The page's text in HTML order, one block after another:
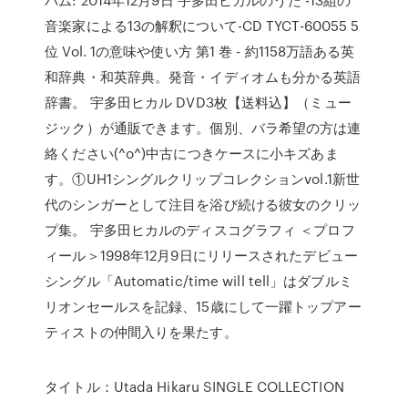
音楽家による13の解釈について-CD TYCT-60055 5
位 Vol. 1の意味や使い方 第1 巻 - 約1158万語ある英
和辞典・和英辞典。発音・イディオムも分かる英語
辞書。 宇多田ヒカル DVD3枚【送料込】（ミュー
ジック）が通販できます。個別、バラ希望の方は連
絡ください(^o^)中古につきケースに小キズあま
す。①UH1シングルクリップコレクションvol.1新世
代のシンガーとして注目を浴び続ける彼女のクリッ
プ集。 宇多田ヒカルのディスコグラフィ ＜プロフ
ィール＞1998年12月9日にリリースされたデビュー
シングル「Automatic/time will tell」はダブルミ
リオンセールスを記録、15歳にして一躍トップアー
ティストの仲間入りを果たす。
タイトル：Utada Hikaru SINGLE COLLECTION